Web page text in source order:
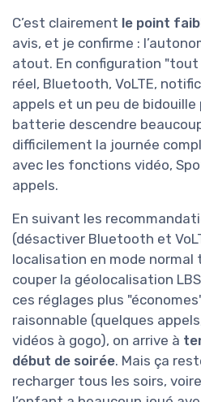
C’est clairement le point
avis, et je confirme :
atout. En configuration "tout
réel, Bluetooth, VoLTE,
appels et un peu de bidouille
batterie descendre
difficilement la journée
avec les fonctions vidéo,
appels.
En suivant les
(désactiver Bluetooth et
localisation en mode normal
couper la géolocalisation
ces réglages plus
raisonnable (quelques
vidéos à gogo), on arrive à
début de soirée. Mais ça
recharger tous les soirs,